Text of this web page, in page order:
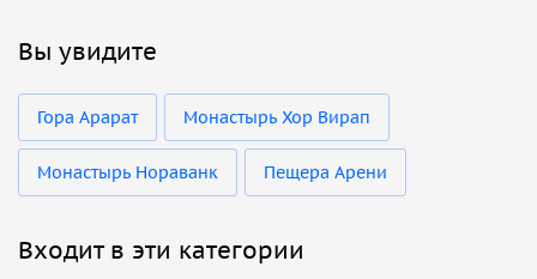
Вы увидите
Гора Арарат Монастырь Хор Вирап
Монастырь Нораванк Пещера Арени
Входит в эти категории